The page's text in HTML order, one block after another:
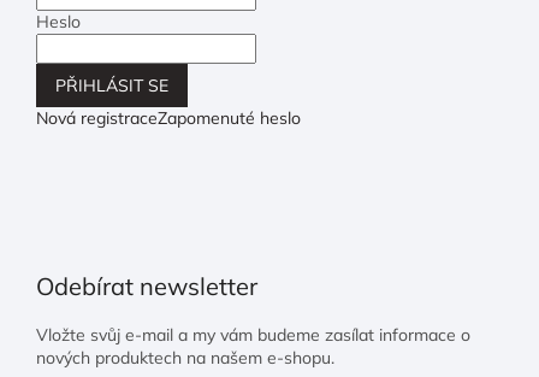
Heslo
PŘIHLÁSIT SE
Nová registraceZapomenuté heslo
Odebírat newsletter
Vložte svůj e-mail a my vám budeme zasílat informace o
nových produktech na našem e-shopu.